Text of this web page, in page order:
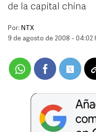
de la capital china
Por: NTX
9 de agosto de 2008 - 04:02